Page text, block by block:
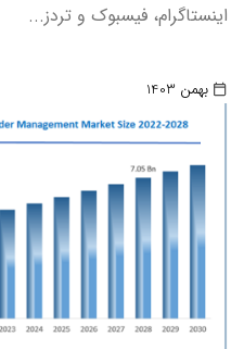
اینستاگرام، فیسبوک و تردز...
بهمن 1403